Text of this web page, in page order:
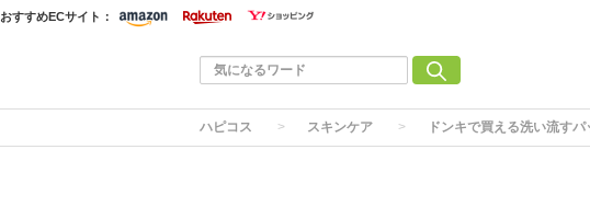
おすすめECサイト：
ハピコス スキンケア ドンキで買える洗い流す